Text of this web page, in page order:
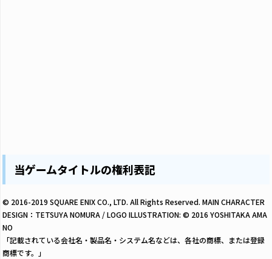
当ゲームタイトルの権利表記
© 2016-2019 SQUARE ENIX CO., LTD. All Rights Reserved. MAIN CHARACTER
DESIGN：TETSUYA NOMURA / LOGO ILLUSTRATION: © 2016 YOSHITAKA AMA
NO
「記載されている会社名・製品名・システム名などは、各社の商標、または登録
商標です。」